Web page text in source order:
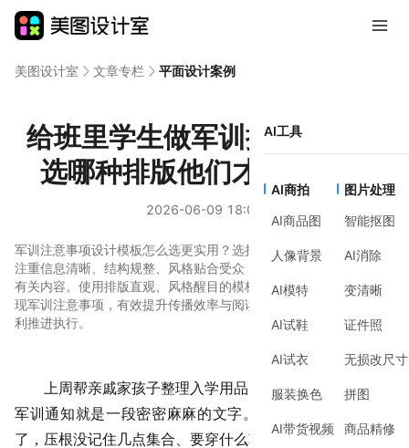
AI工具
AI商拍
AI商品图
人像背景
AI模特
AI试鞋
AI试衣
服装换色
AI带货视频
图片处理
智能抠图
AI消除
变清晰
证件照
无损改尺寸
拼图
商品精修
美图设计室 文章专栏 平面设计案例
给班里学生做军训提醒，到底
选哪种排版他们才愿意看？
2026-06-09 18:01
军训注意事项设计模板怎么选更实用？选择军训注意事项模板时应
注重信息清晰、结构规整、风格贴合受众，便于学生快速掌握军训
有关内容。使用排版直观、风格醒目的模板进行设计，能更好地呈
现军训注意事项，有效提升传播效率与阅读体验，帮助军训安排顺
利推进执行。
上周帮亲戚家孩子整理入学用品，发现他们学校发来的
军训通知就是一段密密麻麻的文字。孩子看了一眼就划走
了，压根没记住几点集合、要穿什么鞋。后来我重新帮他做